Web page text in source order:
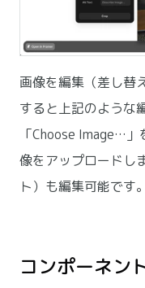
画像を編集（差し替
すると上記のような
「Choose Image…
像をアップロードし
ト）も編集可能です。
コンポーネン